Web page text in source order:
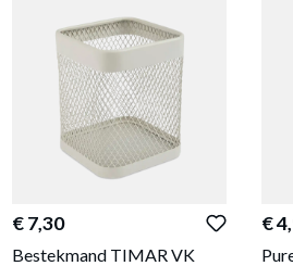
€ 7,30
Bestekmand TIMAR VK
€